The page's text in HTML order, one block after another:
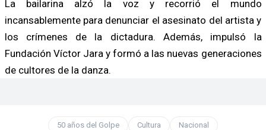
La bailarina alzó la voz y recorrió el mundo
incansablemente para denunciar el asesinato del artista y
los crímenes de la dictadura. Además, impulsó la
Fundación Víctor Jara y formó a las nuevas generaciones
de cultores de la danza.
50 años del Golpe Cultura Nacional